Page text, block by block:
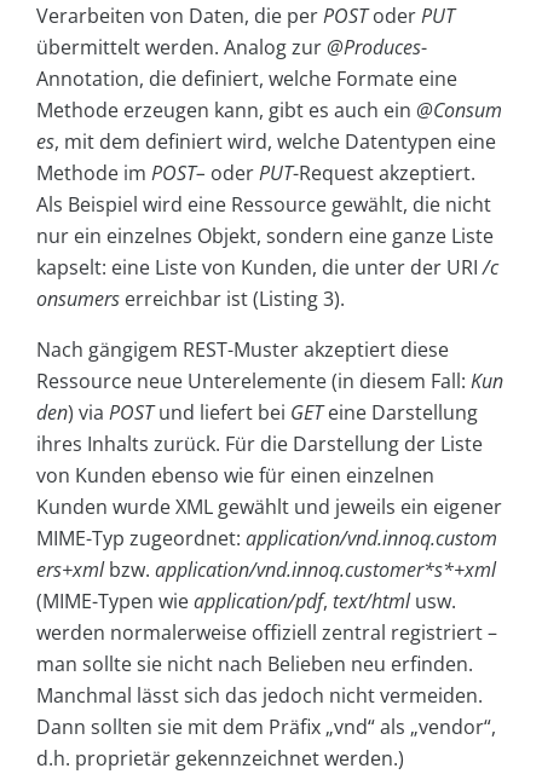
Verarbeiten von Daten, die perPOSToderPUT
übermittelt werden. Analog zur@Produces-
Annotation, die definiert, welche Formate eine
Methode erzeugen kann, gibt es auch ein @Consum
es, mit dem definiert wird, welche Datentypen eine
Methode im POST– oderPUT-Request akzeptiert.
Als Beispiel wird eine Ressource gewählt, die nicht
nur ein einzelnes Objekt, sondern eine ganze Liste
kapselt: eine Liste von Kunden, die unter der URI/c
onsumers erreichbar ist (Listing 3).
Nach gängigem REST-Muster akzeptiert diese
Ressource neue Unterelemente (in diesem Fall: Kun
den) via POSTund liefert bei GETeine Darstellung
ihres Inhalts zurück. Für die Darstellung der Liste
von Kunden ebenso wie für einen einzelnen
Kunden wurde XML gewählt und jeweils ein eigener
MIME-Typ zugeordnet: application/vnd.innoq.custom
ers+xmlbzw. application/vnd.innoq.customer*s*+xml
(MIME-Typen wieapplication/pdf, text/htmlusw.
werden normalerweise offiziell zentral registriert –
man sollte sie nicht nach Belieben neu erfinden.
Manchmal lässt sich das jedoch nicht vermeiden.
Dann sollten sie mit dem Präfix „vnd“ als „vendor“,
d.h. proprietär gekennzeichnet werden.)